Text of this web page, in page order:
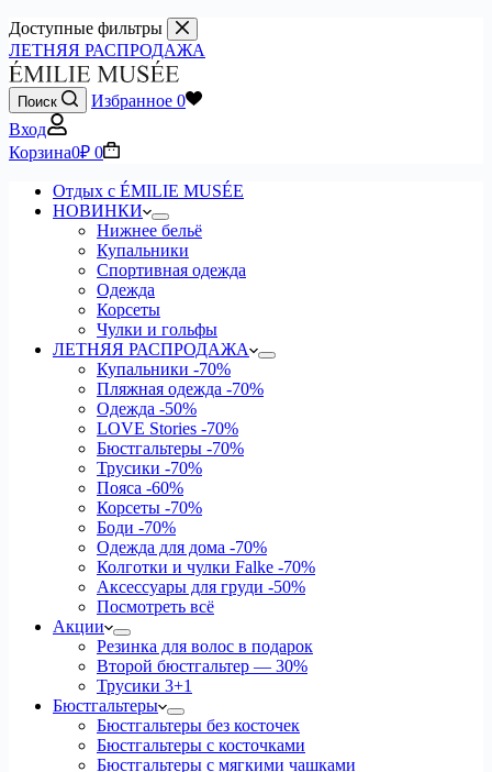
Доступные фильтры
ЛЕТНЯЯ РАСПРОДАЖА
Поиск Избранное 0
Вход
Корзина0₽ 0
Отдых с ÉMILIE MUSÉE
НОВИНКИ
Нижнее бельё
Купальники
Спортивная одежда
Одежда
Корсеты
Чулки и гольфы
ЛЕТНЯЯ РАСПРОДАЖА
Купальники -70%
Пляжная одежда -70%
Одежда -50%
LOVE Stories -70%
Бюстгальтеры -70%
Трусики -70%
Пояса -60%
Корсеты -70%
Боди -70%
Одежда для дома -70%
Колготки и чулки Falke -70%
Аксессуары для груди -50%
Посмотреть всё
Акции
Резинка для волос в подарок
Второй бюстгальтер — 30%
Трусики 3+1
Бюстгальтеры
Бюстгальтеры без косточек
Бюстгальтеры с косточками
Бюстгальтеры с мягкими чашками